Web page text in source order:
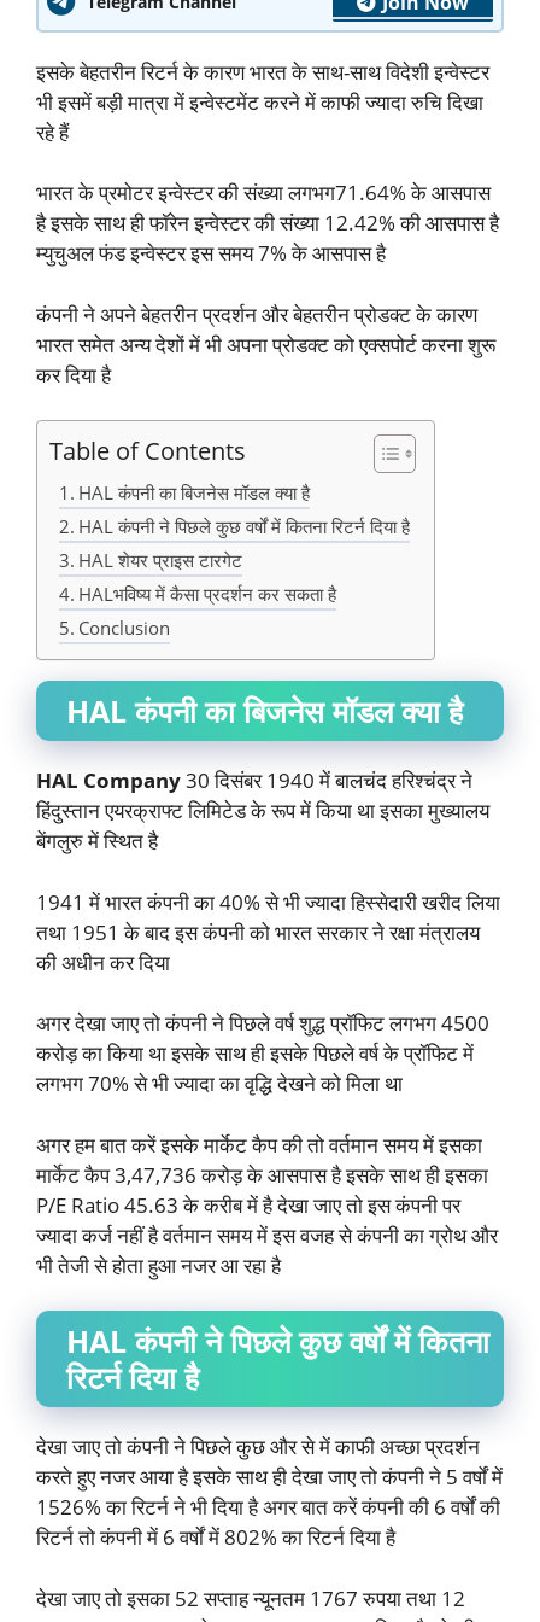
इसके बेहतरीन रिटर्न के कारण भारत के साथ-साथ विदेशी इन्वेस्टर
भी इसमें बड़ी मात्रा में इन्वेस्टमेंट करने में काफी ज्यादा रुचि दिखा
रहे हैं
भारत के प्रमोटर इन्वेस्टर की संख्या लगभग71.64% के आसपास
है इसके साथ ही फॉरेन इन्वेस्टर की संख्या 12.42% की आसपास है
म्युचुअल फंड इन्वेस्टर इस समय 7% के आसपास है
कंपनी ने अपने बेहतरीन प्रदर्शन और बेहतरीन प्रोडक्ट के कारण
भारत समेत अन्य देशों में भी अपना प्रोडक्ट को एक्सपोर्ट करना शुरू
कर दिया है
Table of Contents
HAL कंपनी का बिजनेस मॉडल क्या है
HAL कंपनी ने पिछले कुछ वर्षों में कितना रिटर्न दिया है
HAL शेयर प्राइस टारगेट
HALभविष्य में कैसा प्रदर्शन कर सकता है
Conclusion
HALकंपनी का बिजनेस मॉडल क्या है
HAL Company30 दिसंबर 1940 में बालचंद हरिश्चंद्र ने
हिंदुस्तान एयरक्राफ्ट लिमिटेड के रूप में किया था इसका मुख्यालय
बेंगलुरु में स्थित है
1941 में भारत कंपनी का 40% से भी ज्यादा हिस्सेदारी खरीद लिया
तथा 1951 के बाद इस कंपनी को भारत सरकार ने रक्षा मंत्रालय
की अधीन कर दिया
अगर देखा जाए तो कंपनी ने पिछले वर्ष शुद्ध प्रॉफिट लगभग 4500
करोड़ का किया था इसके साथ ही इसके पिछले वर्ष के प्रॉफिट में
लगभग 70% से भी ज्यादा का वृद्धि देखने को मिला था
अगर हम बात करें इसके मार्केट कैप की तो वर्तमान समय में इसका
मार्केट कैप 3,47,736 करोड़ के आसपास है इसके साथ ही इसका
P/E Ratio 45.63 के करीब में है देखा जाए तो इस कंपनी पर
ज्यादा कर्ज नहीं है वर्तमान समय में इस वजह से कंपनी का ग्रोथ और
भी तेजी से होता हुआ नजर आ रहा है
HAL कंपनी ने पिछले कुछ वर्षों में कितना
रिटर्न दिया है
देखा जाए तो कंपनी ने पिछले कुछ और से में काफी अच्छा प्रदर्शन
करते हुए नजर आया है इसके साथ ही देखा जाए तो कंपनी ने 5 वर्षों में
1526% का रिटर्न ने भी दिया है अगर बात करें कंपनी की 6 वर्षों की
रिटर्न तो कंपनी में 6 वर्षों में 802% का रिटर्न दिया है
देखा जाए तो इसका 52 सप्ताह न्यूनतम 1767 रुपया तथा 12